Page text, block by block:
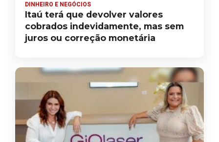
DINHEIRO E NEGÓCIOS
Itaú terá que devolver valores
cobrados indevidamente, mas sem
juros ou correção monetária